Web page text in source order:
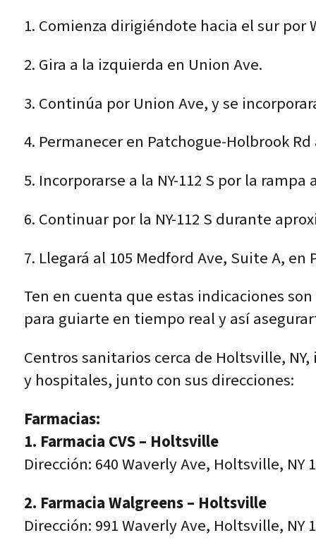
1. Comienza dirigiéndote hacia el sur por
2. Gira a la izquierda en Union Ave.
3. Continúa por Union Ave, y se
4. Permanecer en Patchogue-Holbrook
5. Incorporarse a la NY-112 S por la
6. Continuar por la NY-112 S durante
7. Llegará al 105 Medford Ave, Suite A,
Ten en cuenta que estas indicaciones
para guiarte en tiempo real y así
Centros sanitarios cerca de Holtsville,
y hospitales, junto con sus direcciones:
Farmacias:
1. Farmacia CVS – Holtsville
Dirección: 640 Waverly Ave, Holtsville, NY
2. Farmacia Walgreens – Holtsville
Dirección: 991 Waverly Ave, Holtsville, NY